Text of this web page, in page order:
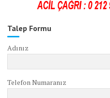
Talep Formu
Adınız
Telefon Numaranız